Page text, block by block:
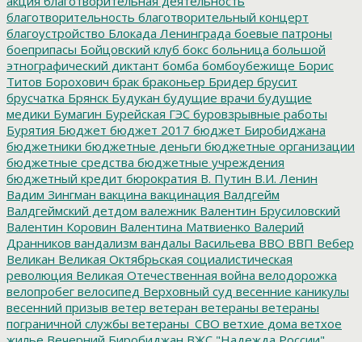
благотворительность благотворительный концерт
благоустройство Блокада Ленинграда боевые патроны
боеприпасы Бойцовский клуб бокс больница большой
этнографический диктант бомба бомбоубежище Борис
Титов Борохович брак браконьер Бридер брусит
брусчатка Брянск Будукан будущие врачи будущие
медики Бумагин Бурейская ГЭС буровзрывные работы
Бурятия Бюджет бюджет 2017 бюджет Биробиджана
бюджетники бюджетные деньги бюджетные организации
бюджетные средства бюджетные учреждения
бюджетный кредит бюрократия В. Путин В.И. Ленин
Вадим Зингман вакцина вакцинация Валдгейм
Валдгеймский детдом валежник Валентин Брусиловский
Валентин Коровин Валентина Матвиенко Валерий
Дранников вандализм вандалы Васильева ВВО ВВП Вебер
Великан Великая Октябрьская социалистическая
революция Великая Отечественная война велодорожка
велопробег велосипед Верховный суд весенние каникулы
весенний призыв ветер ветеран ветераны ветераны
пограничной службы ветераны_СВО ветхие дома ветхое